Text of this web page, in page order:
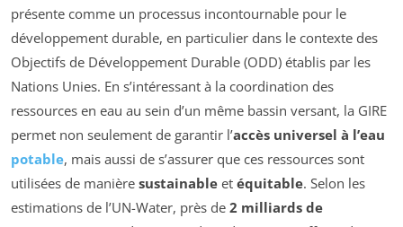
présente comme un processus incontournable pour le
développement durable, en particulier dans le contexte des
Objectifs de Développement Durable (ODD) établis par les
Nations Unies. En s’intéressant à la coordination des
ressources en eau au sein d’un même bassin versant, la GIRE
permet non seulement de garantir l’accès universel à l’eau
potable, mais aussi de s’assurer que ces ressources sont
utilisées de manière sustainable et équitable. Selon les
estimations de l’UN-Water, près de 2 milliards de